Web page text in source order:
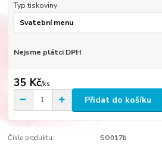
Typ tiskoviny
Nejsme plátci DPH
35 Kč/ks
Přidat do košíku
Číslo produktu: SO017b